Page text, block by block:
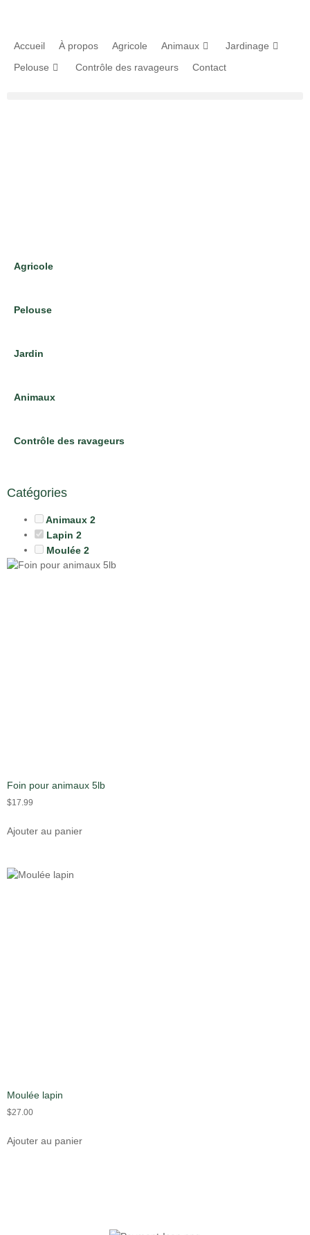
Accueil À propos Agricole Animaux
Jardinage
Pelouse
Contrôle des ravageurs Contact
Agricole
Pelouse
Jardin
Animaux
Contrôle des ravageurs
Catégories
Animaux 2
Lapin 2
Moulée 2
Foin pour animaux 5lb
$17.99
Ajouter au panier
Moulée lapin
$27.00
Ajouter au panier